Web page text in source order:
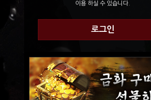
이용 하실 수 있습니다.
로그인